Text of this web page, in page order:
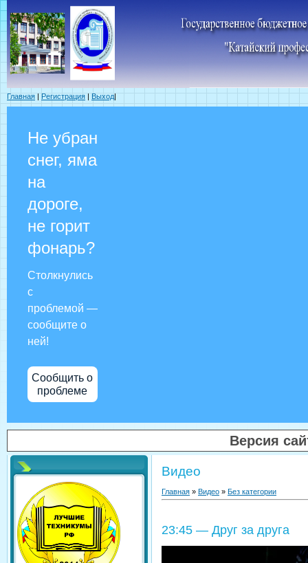
Главная | Регистрация | Выход|
Не убран
снег, яма
на
дороге,
не горит
фонарь?
Столкнулись
с
проблемой —
сообщите о
ней!
Сообщить о
проблеме
Версия
Видео
Главная » Видео » Без категории
23:45 — Друг за друга